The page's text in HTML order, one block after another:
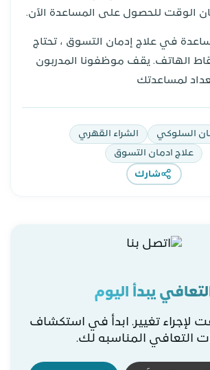
الوقت للحصول على المساعدة الآن.
في علاج إدمان التسوق ، تحتاج
الهاتف. يقف موظفونا المدربون
لمساعدتك
السلوكي الشراء القهري
علاج ادمان التسوق
شارك
يبدأ اليوم
لإجراء تغيير. ابدأ في استكشاف
التعافي المناسبه لك.